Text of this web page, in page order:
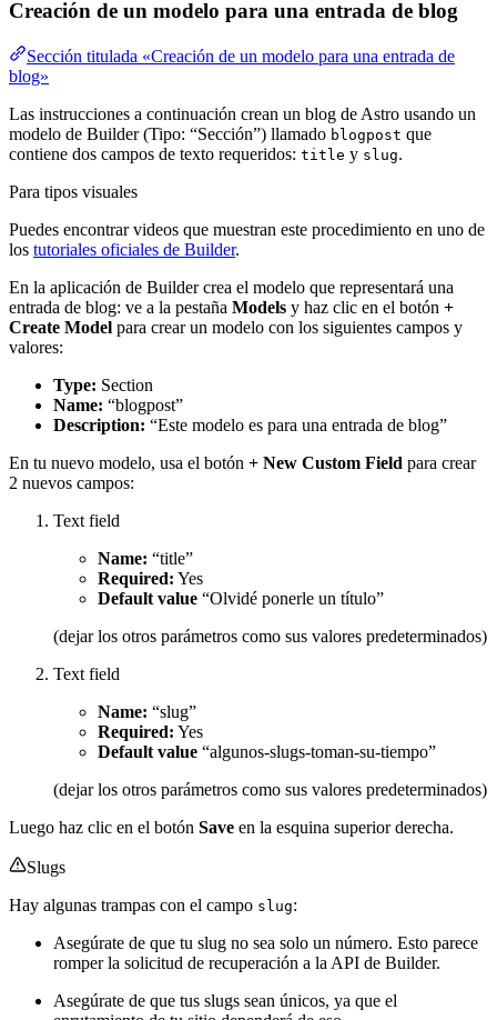
Creación de un modelo para una entrada de blog
Sección titulada «Creación de un modelo para una entrada de
blog»
Las instrucciones a continuación crean un blog de Astro usando un
modelo de Builder (Tipo: “Sección”) llamado blogpost que
contiene dos campos de texto requeridos: title y slug.
Para tipos visuales
Puedes encontrar videos que muestran este procedimiento en uno de
los tutoriales oficiales de Builder.
En la aplicación de Builder crea el modelo que representará una
entrada de blog: ve a la pestaña Models y haz clic en el botón +
Create Model para crear un modelo con los siguientes campos y
valores:
Type: Section
Name: “blogpost”
Description: “Este modelo es para una entrada de blog”
En tu nuevo modelo, usa el botón + New Custom Field para crear
2 nuevos campos:
Text field
Name: “title”
Required: Yes
Default value “Olvidé ponerle un título”
(dejar los otros parámetros como sus valores predeterminados)
Text field
Name: “slug”
Required: Yes
Default value “algunos-slugs-toman-su-tiempo”
(dejar los otros parámetros como sus valores predeterminados)
Luego haz clic en el botón Save en la esquina superior derecha.
Slugs
Hay algunas trampas con el campo slug:
Asegúrate de que tu slug no sea solo un número. Esto parece
romper la solicitud de recuperación a la API de Builder.
Asegúrate de que tus slugs sean únicos, ya que el